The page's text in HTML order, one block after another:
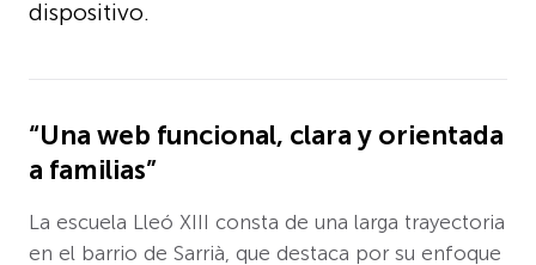
dispositivo.
“Una web funcional, clara y orientada
a familias”
La escuela Lleó XIII consta de una larga trayectoria
en el barrio de Sarrià, que destaca por su enfoque